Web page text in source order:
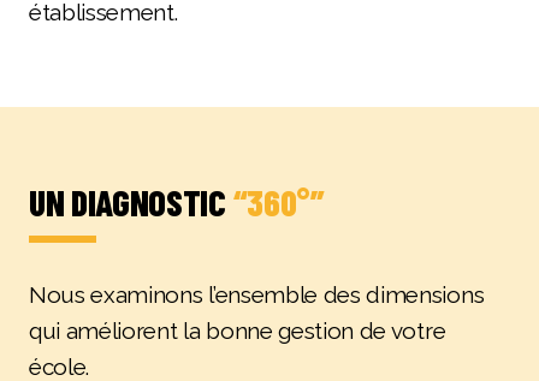
établissement.
UN DIAGNOSTIC“360°”
Nous examinons l’ensemble des dimensions
qui améliorent la bonne gestion de votre
école.